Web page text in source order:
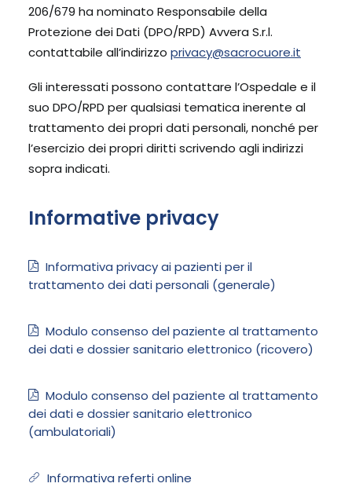
206/679 ha nominato Responsabile della
Protezione dei Dati (DPO/RPD) Avvera S.r.l.
contattabile all’indirizzo privacy@sacrocuore.it
Gli interessati possono contattare l’Ospedale e il
suo DPO/RPD per qualsiasi tematica inerente al
trattamento dei propri dati personali, nonché per
l’esercizio dei propri diritti scrivendo agli indirizzi
sopra indicati.
Informative privacy
Informativa privacy ai pazienti per il
trattamento dei dati personali (generale)
Modulo consenso del paziente al trattamento
dei dati e dossier sanitario elettronico (ricovero)
Modulo consenso del paziente al trattamento
dei dati e dossier sanitario elettronico
(ambulatoriali)
Informativa referti online